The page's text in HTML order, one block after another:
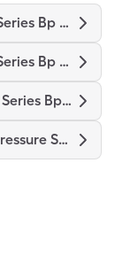
Omron 3 Series Bp Monitor
Omron 5 Series Bp Monitor
Omron 10 Series Bp Monitor
Ft Blood Pressure Series 200